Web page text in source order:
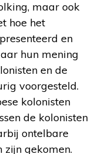
maar ook
hoe het
en
hun mening
en de
voorgesteld.
kolonisten
de kolonisten
ontelbare
zijn gekomen.